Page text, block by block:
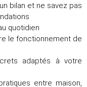
bilan et ne savez pas
quotidien
le fonctionnement de
adaptés à votre
entre maison,